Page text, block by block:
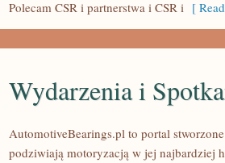
Polecam CSR i partnerstwa i CSR i [
Wydarzenia i
AutomotiveBearings.pl to portal
podziwiają motoryzacją w jej najbardziej